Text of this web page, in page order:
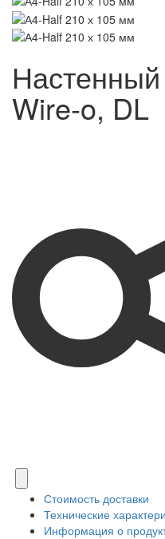
Wire-o, DL
Стоимость доставки
Технические
Информация о